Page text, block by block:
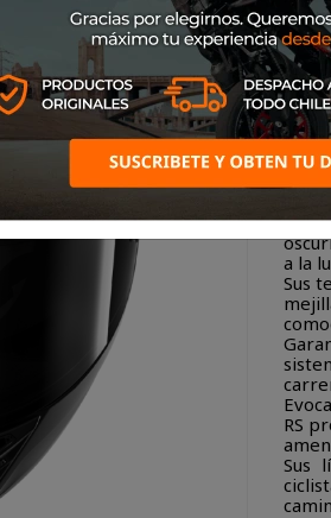
El
a la
Sus
RS
Sus